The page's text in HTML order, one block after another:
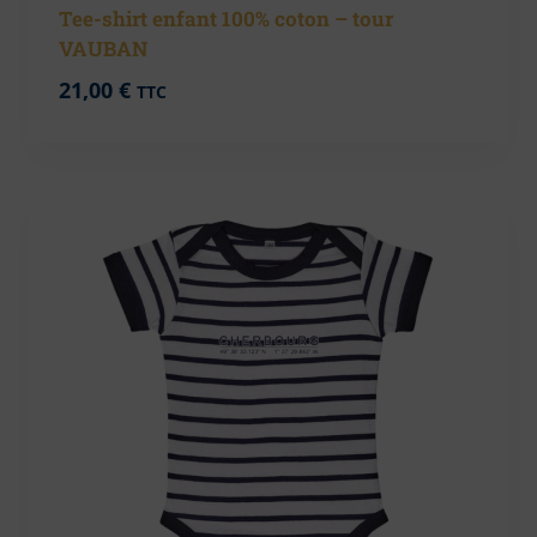
Tee-shirt enfant 100% coton – tour
VAUBAN
21,00 € TTC